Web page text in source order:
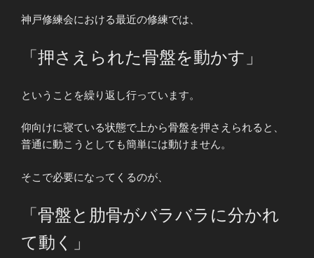
神戸修練会における最近の修練では、
「押さえられた骨盤を動かす」
ということを繰り返し行っています。
仰向けに寝ている状態で上から骨盤を押さえられると、
普通に動こうとしても簡単には動けません。
そこで必要になってくるのが、
「骨盤と肋骨がバラバラに分かれ
て動く」